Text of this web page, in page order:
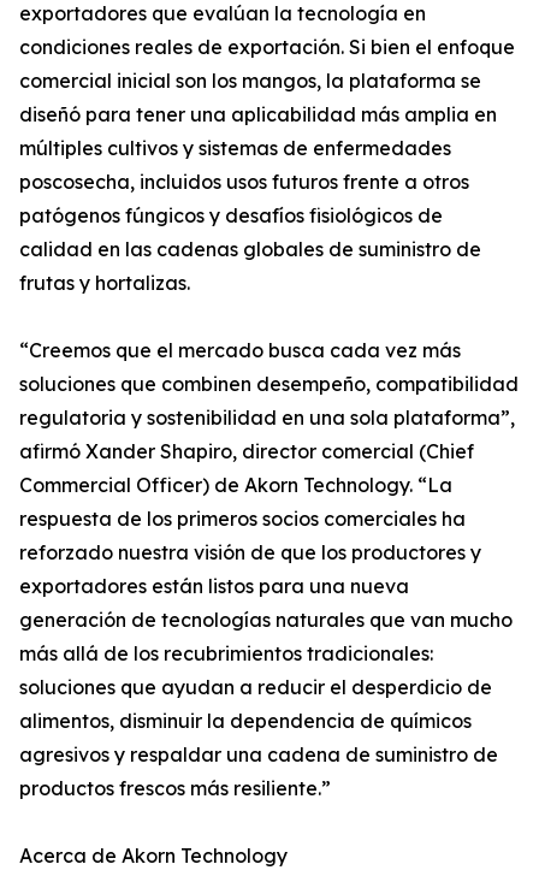
exportadores que evalúan la tecnología en
condiciones reales de exportación. Si bien el enfoque
comercial inicial son los mangos, la plataforma se
diseñó para tener una aplicabilidad más amplia en
múltiples cultivos y sistemas de enfermedades
poscosecha, incluidos usos futuros frente a otros
patógenos fúngicos y desafíos fisiológicos de
calidad en las cadenas globales de suministro de
frutas y hortalizas.
“Creemos que el mercado busca cada vez más
soluciones que combinen desempeño, compatibilidad
regulatoria y sostenibilidad en una sola plataforma”,
afirmó Xander Shapiro, director comercial (Chief
Commercial Officer) de Akorn Technology. “La
respuesta de los primeros socios comerciales ha
reforzado nuestra visión de que los productores y
exportadores están listos para una nueva
generación de tecnologías naturales que van mucho
más allá de los recubrimientos tradicionales:
soluciones que ayudan a reducir el desperdicio de
alimentos, disminuir la dependencia de químicos
agresivos y respaldar una cadena de suministro de
productos frescos más resiliente.”
Acerca de Akorn Technology